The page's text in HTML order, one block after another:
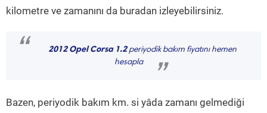
kilometre ve zamanını da buradan izleyebilirsiniz.
“ 2012 Opel Corsa 1.2periyodik bakım fiyatını hemen
hesapla
”
Bazen, periyodik bakım km. si yâda zamanı gelmediği